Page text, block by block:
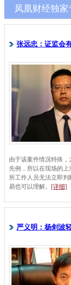
凤凰财经独
张远忠：证监会
由于该案件情况特殊
先例，所以在现场的
所工作人员无法立即
易也可以理解。 [详细]
严义明：杨剑波